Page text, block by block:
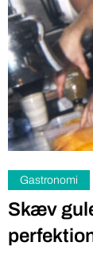
Gastronomi
Skæv